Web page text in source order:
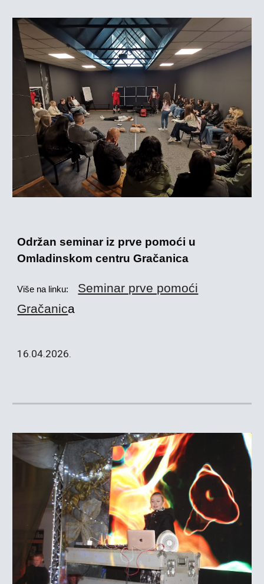
Održan seminar iz prve pomoći u
Omladinskom centru Gračanica
Više na linku:
Seminar prve pomoći
Gračanica
16.04.2026.